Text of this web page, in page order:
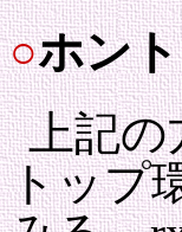
○ホン
上記の
トップ